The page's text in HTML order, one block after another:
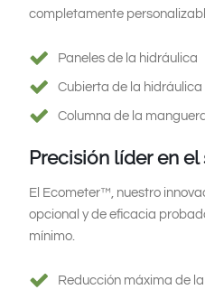
completamente
Paneles de la hidráulica
Cubierta de la hidráulica
Columna de la
Precisión líder en el
El Ecometer™, nuestro
opcional y de eficacia
mínimo.
Reducción máxima de